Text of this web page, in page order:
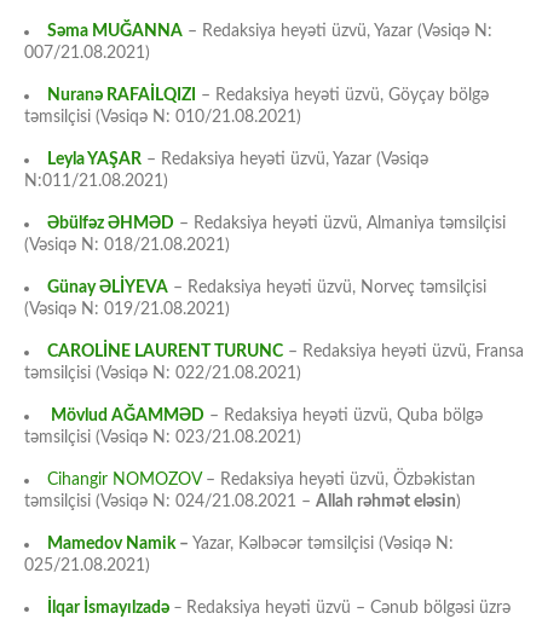
Səma MUĞANNA – Redaksiya heyəti üzvü, Yazar (Vəsiqə N:
007/21.08.2021)
Nuranə RAFAİLQIZI
– Redaksiya heyəti üzvü, Göyçay bölgə
təmsilçisi (Vəsiqə N: 010/21.08.2021)
Leyla YAŞAR – Redaksiya heyəti üzvü, Yazar (Vəsiqə
N:011/21.08.2021)
Əbülfəz ƏHMƏD – Redaksiya heyəti üzvü, Almaniya təmsilçisi
(Vəsiqə N: 018/21.08.2021)
Günay ƏLİYEVA – Redaksiya heyəti üzvü, Norveç təmsilçisi
(Vəsiqə N: 019/21.08.2021)
CAROLİNE LAURENT TURUNC – Redaksiya heyəti üzvü, Fransa
təmsilçisi (Vəsiqə N: 022/21.08.2021)
Mövlud AĞAMMƏD – Redaksiya heyəti üzvü, Quba bölgə
təmsilçisi (Vəsiqə N: 023/21.08.2021)
Cihangir NOMOZOV– Redaksiya heyəti üzvü, Özbəkistan
təmsilçisi (Vəsiqə N: 024/21.08.2021 – Allah rəhmət eləsin)
Mamedov Namik– Yazar, Kəlbəcər təmsilçisi (Vəsiqə N:
025/21.08.2021)
İlqar İsmayılzadə – Redaksiya heyəti üzvü – Cənub bölgəsi üzrə